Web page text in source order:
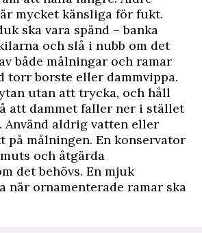
mycket känsliga för fukt.
ska vara spänd – banka
och slå i nubb om det
både målningar och ramar
torr borste eller dammvippa.
utan att trycka, och håll
att dammet faller ner i stället
aldrig vatten eller
på målningen. En konservator
och åtgärda
det behövs. En mjuk
när ornamenterade ramar ska